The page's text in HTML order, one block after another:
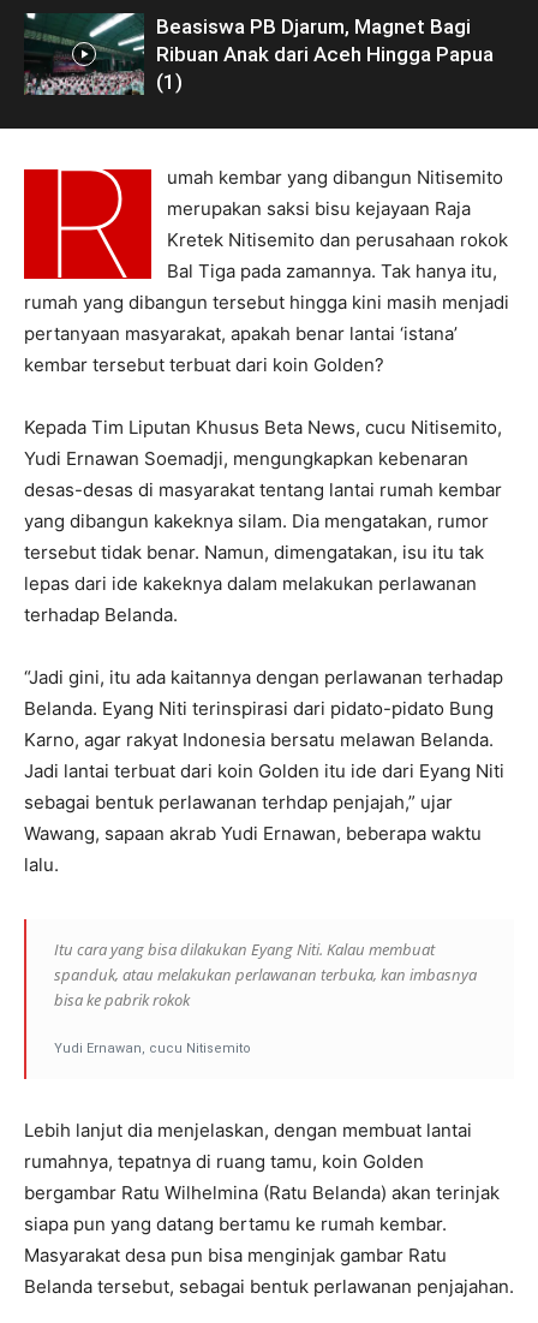
Beasiswa PB Djarum, Magnet Bagi
Ribuan Anak dari Aceh Hingga Papua
(1)
R
umah kembar yang dibangun Nitisemito
merupakan saksi bisu kejayaan Raja
Kretek Nitisemito dan perusahaan rokok
Bal Tiga pada zamannya. Tak hanya itu,
rumah yang dibangun tersebut hingga kini masih menjadi
pertanyaan masyarakat, apakah benar lantai ‘istana’
kembar tersebut terbuat dari koin Golden?
Kepada Tim Liputan Khusus Beta News, cucu Nitisemito,
Yudi Ernawan Soemadji, mengungkapkan kebenaran
desas-desas di masyarakat tentang lantai rumah kembar
yang dibangun kakeknya silam. Dia mengatakan, rumor
tersebut tidak benar. Namun, dimengatakan, isu itu tak
lepas dari ide kakeknya dalam melakukan perlawanan
terhadap Belanda.
“Jadi gini, itu ada kaitannya dengan perlawanan terhadap
Belanda. Eyang Niti terinspirasi dari pidato-pidato Bung
Karno, agar rakyat Indonesia bersatu melawan Belanda.
Jadi lantai terbuat dari koin Golden itu ide dari Eyang Niti
sebagai bentuk perlawanan terhdap penjajah,” ujar
Wawang, sapaan akrab Yudi Ernawan, beberapa waktu
lalu.
Itu cara yang bisa dilakukan Eyang Niti. Kalau membuat
spanduk, atau melakukan perlawanan terbuka, kan imbasnya
bisa ke pabrik rokok
Yudi Ernawan, cucu Nitisemito
Lebih lanjut dia menjelaskan, dengan membuat lantai
rumahnya, tepatnya di ruang tamu, koin Golden
bergambar Ratu Wilhelmina (Ratu Belanda) akan terinjak
siapa pun yang datang bertamu ke rumah kembar.
Masyarakat desa pun bisa menginjak gambar Ratu
Belanda tersebut, sebagai bentuk perlawanan penjajahan.